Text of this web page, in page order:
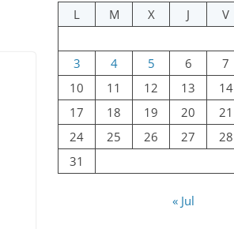
L
M X J V
3
4 5 6 7
10
11 12 13 14
17
18 19 20 21
24
25 26 27 28
31
« Jul